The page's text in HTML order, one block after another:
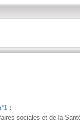
:
et de l’Autonomie du 9 avril 2014 au 25 août